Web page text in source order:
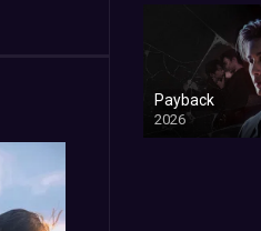
Payback
2026